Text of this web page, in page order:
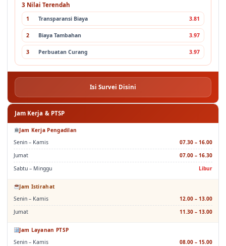
3 Nilai Terendah
1 Transparansi Biaya 3.81
2 Biaya Tambahan 3.97
3 Perbuatan Curang 3.97
Isi Survei Disini
Jam Kerja & PTSP
Jam Kerja Pengadilan
Senin – Kamis
07.30 – 16.00
Jumat
07.00 – 16.30
Sabtu – Minggu
Libur
Jam Istirahat
Senin – Kamis
12.00 – 13.00
Jumat
11.30 – 13.00
Jam Layanan PTSP
Senin – Kamis
08.00 – 15.00